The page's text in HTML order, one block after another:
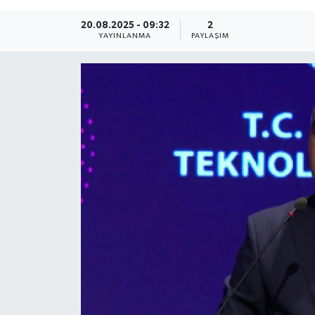
20.08.2025 - 09:32
YAYINLANMA
2
PAYLAŞIM